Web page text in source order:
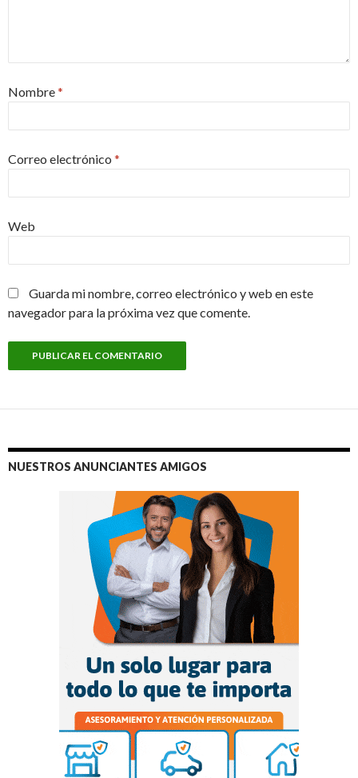
Nombre*
Correo electrónico *
Web
Guarda mi nombre, correo electrónico y web en este
navegador para la próxima vez que comente.
NUESTROS ANUNCIANTES AMIGOS